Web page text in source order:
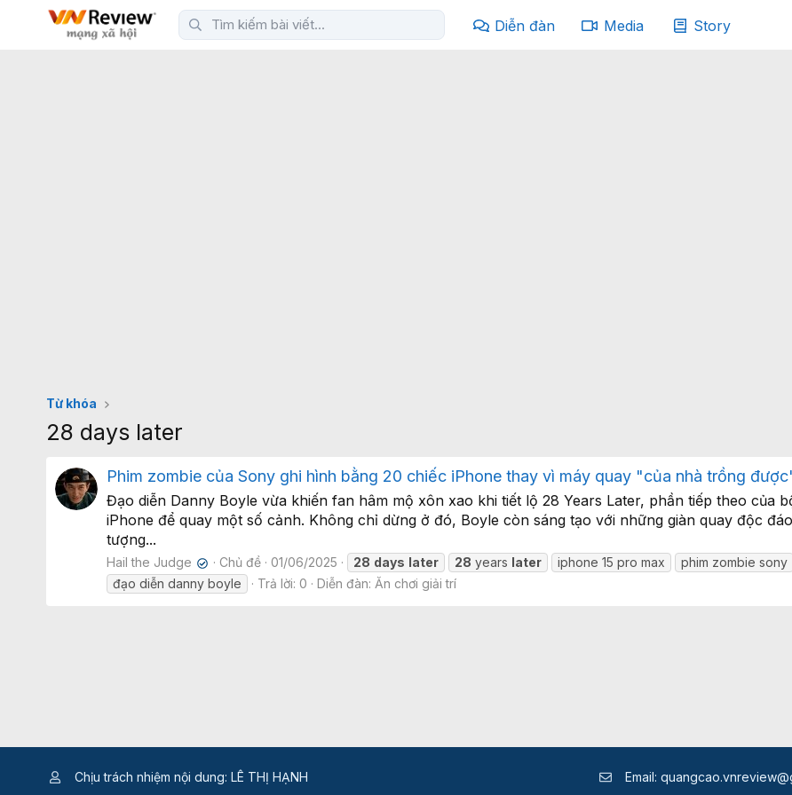
Diễn đàn Media Story
Từ khóa
28 days later
Phim zombie của Sony ghi hình bằng 20 chiếc iPhone thay vì máy quay "của nhà trồng
Đạo diễn Danny Boyle vừa khiến fan hâm mộ xôn xao khi tiết lộ 28 Years Later, phần tiếp theo của
iPhone để quay một số cảnh. Không chỉ dừng ở đó, Boyle còn sáng tạo với những giàn quay độc
tượng...
Hail the Judge ✔ Chủ đề 01/06/2025 28 days later 28 years later iphone 15 pro max phim zombie sony
đạo diễn danny boyle
Trả lời: 0 Diễn đàn: Ăn chơi giải trí
Chịu trách nhiệm nội dung: LÊ THỊ HẠNH Email: